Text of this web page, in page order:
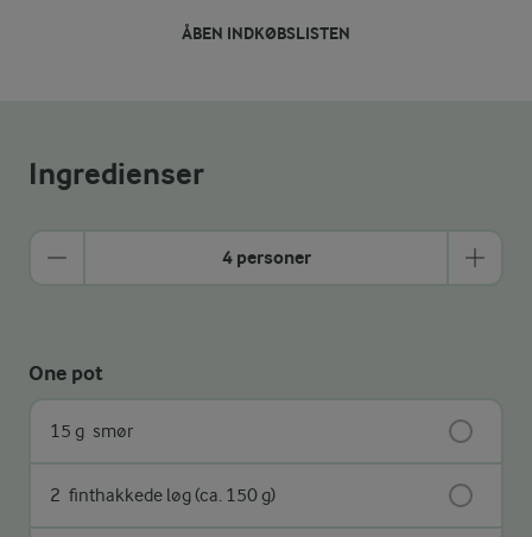
ÅBEN INDKØBSLISTEN
Ingredienser
4 personer
One pot
15 g smør
2 finthakkede løg (ca. 150 g)